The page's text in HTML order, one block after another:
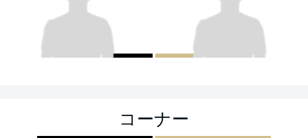
コーナー